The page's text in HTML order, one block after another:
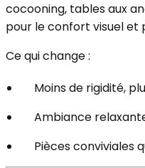
cocooning, tables aux
pour le confort visuel et
Ce qui change :
Moins de rigidité,
Ambiance
Pièces conviviales